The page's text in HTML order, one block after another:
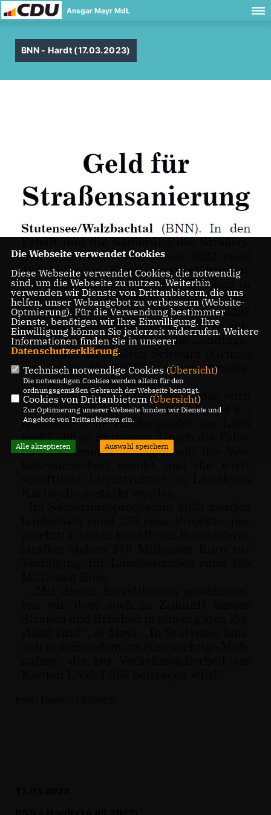
Ansgar Mayr MdL
BNN - Hardt (17.03.2023)
Die Webseite verwendet Cookies
Diese Webseite verwendet Cookies, die notwendig
sind, um die Webseite zu nutzen. Weiterhin
verwenden wir Dienste von Drittanbietern, die uns
helfen, unser Webangebot zu verbessern (Website-
Optmierung). Für die Verwendung bestimmter
Dienste, benötigen wir Ihre Einwilligung. Ihre
Einwilligung können Sie jederzeit widerrufen. Weitere
Informationen finden Sie in unserer
Datenschutzerklärung.
Technisch notwendige Cookies (Übersicht)
Die notwendigen Cookies werden allein für den
ordnungsgemäßen Gebrauch der Webseite benötigt.
Cookies von Drittanbietern (Übersicht)
Zur Optimierung unserer Webseite binden wir Dienste und
Angebote von Drittanbietern ein.
Alle akzeptieren Auswahl speichern